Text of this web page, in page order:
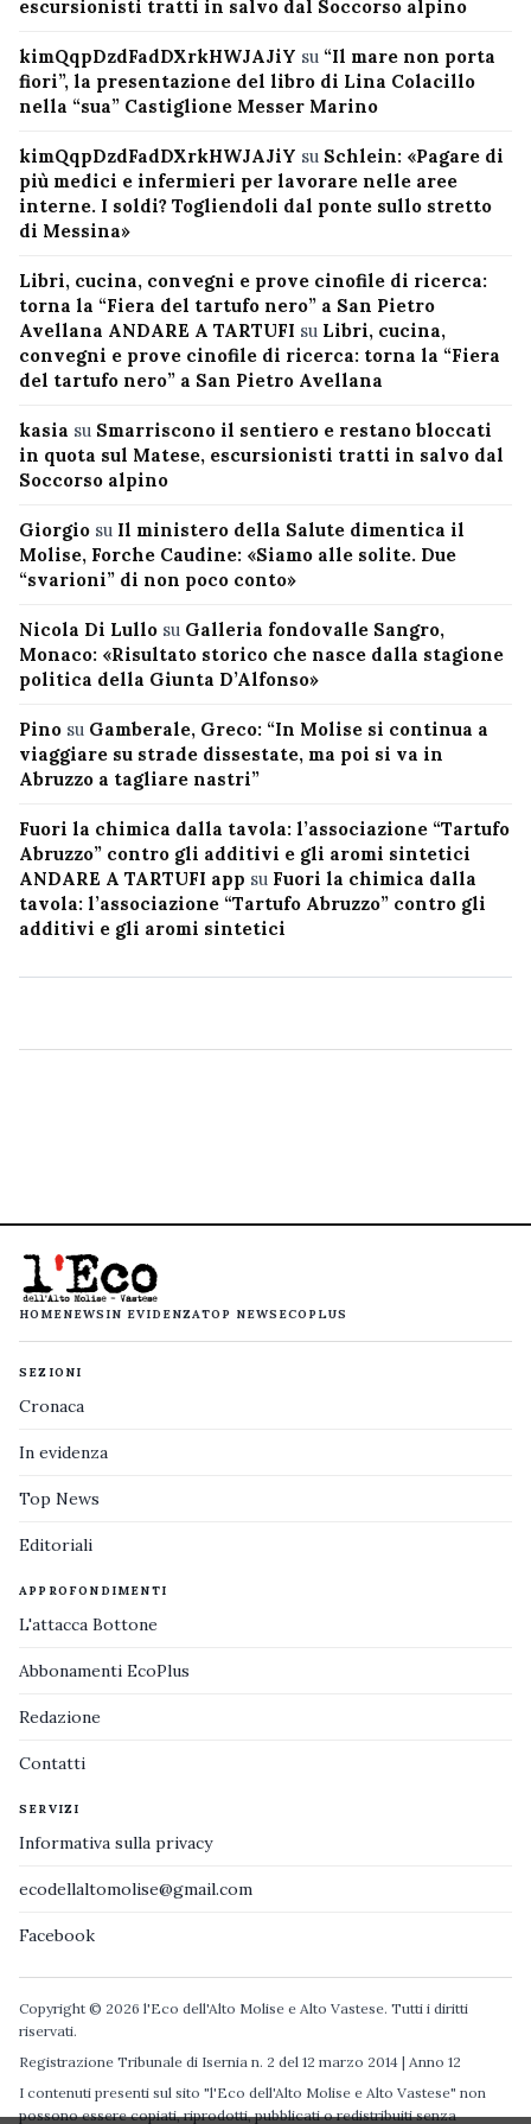
escursionisti tratti in salvo dal Soccorso alpino
kimQqpDzdFadDXrkHWJAJiY su “Il mare non porta
fiori”, la presentazione del libro di Lina Colacillo
nella “sua” Castiglione Messer Marino
kimQqpDzdFadDXrkHWJAJiY su Schlein: «Pagare di
più medici e infermieri per lavorare nelle aree
interne. I soldi? Togliendoli dal ponte sullo stretto
di Messina»
Libri, cucina, convegni e prove cinofile di ricerca:
torna la “Fiera del tartufo nero” a San Pietro
Avellana ANDARE A TARTUFI su Libri, cucina,
convegni e prove cinofile di ricerca: torna la “Fiera
del tartufo nero” a San Pietro Avellana
kasia su Smarriscono il sentiero e restano bloccati
in quota sul Matese, escursionisti tratti in salvo dal
Soccorso alpino
Giorgio su Il ministero della Salute dimentica il
Molise, Forche Caudine: «Siamo alle solite. Due
“svarioni” di non poco conto»
Nicola Di Lullo su Galleria fondovalle Sangro,
Monaco: «Risultato storico che nasce dalla stagione
politica della Giunta D’Alfonso»
Pino su Gamberale, Greco: “In Molise si continua a
viaggiare su strade dissestate, ma poi si va in
Abruzzo a tagliare nastri”
Fuori la chimica dalla tavola: l’associazione “Tartufo
Abruzzo” contro gli additivi e gli aromi sintetici
ANDARE A TARTUFI app su Fuori la chimica dalla
tavola: l’associazione “Tartufo Abruzzo” contro gli
additivi e gli aromi sintetici
HOMENEWS IN EVIDENZATOP NEWS ECOPLUS
SEZIONI
Cronaca
In evidenza
Top News
Editoriali
APPROFONDIMENTI
L'attacca Bottone
Abbonamenti EcoPlus
Redazione
Contatti
SERVIZI
Informativa sulla privacy
ecodellaltomolise@gmail.com
Facebook
Copyright © 2026 l'Eco dell'Alto Molise e Alto Vastese. Tutti i diritti
riservati.
Registrazione Tribunale di Isernia n. 2 del 12 marzo 2014 | Anno 12
I contenuti presenti sul sito "l'Eco dell'Alto Molise e Alto Vastese" non
possono essere copiati, riprodotti, pubblicati o redistribuiti senza